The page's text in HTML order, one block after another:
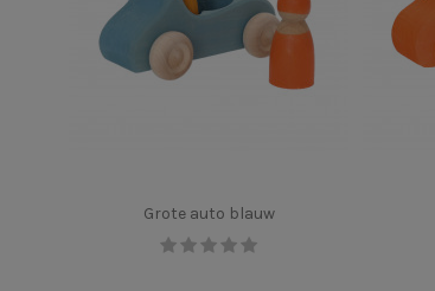
Grote auto blauw